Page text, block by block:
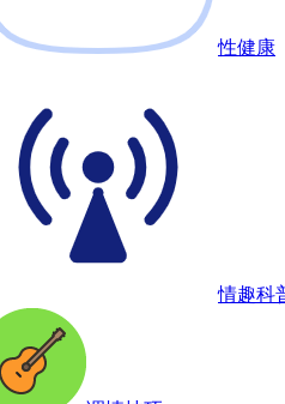
性健康
情趣科